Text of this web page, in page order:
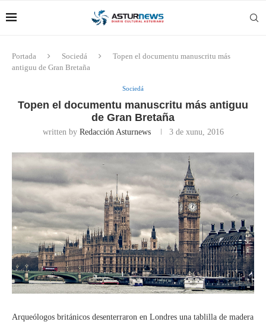
Portada Sociedá
Topen el documentu manuscritu más
antiguu de Gran Bretaña
Sociedá
Topen el documentu manuscritu más antiguu
de Gran Bretaña
written by Redacción Asturnews 3 de xunu, 2016
Arqueólogos británicos desenterraron en Londres una tablilla de madera